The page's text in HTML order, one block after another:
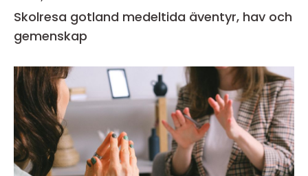
Skolresa gotland medeltida äventyr, hav och
gemenskap